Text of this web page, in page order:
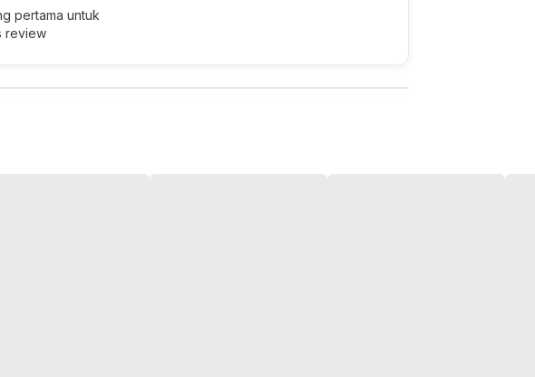
pertama untuk
review